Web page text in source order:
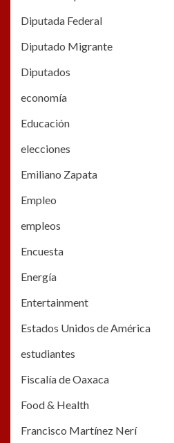
Diputada Federal
Diputado Migrante
Diputados
economía
Educación
elecciones
Emiliano Zapata
Empleo
empleos
Encuesta
Energía
Entertainment
Estados Unidos de América
estudiantes
Fiscalía de Oaxaca
Food & Health
Francisco Martínez Nerí